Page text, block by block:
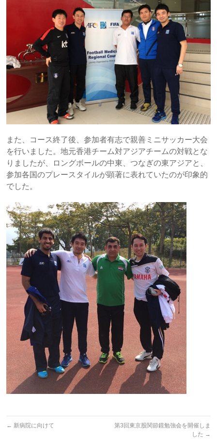
また、コース終了後、参加者有志で親善ミニサッカー大会
を行いました。地元香港チーム対アジアチームの対戦とな
りましたが、ロングボールの中東、つなぎの東アジアと、
参加各国のプレースタイルが顕著に表れていたのが印象的
でした。
← 新病院に向けて
第3回東京股関節鏡勉強会を開催しま
した →